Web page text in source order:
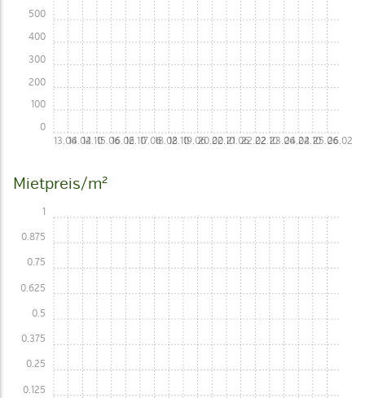
13.0614.0214.1015.0616.0216.1017.0618.0218.1019.0620.0220.1021.0622.0222.1023.0624.0224.1025.0626.02
0
100
200
300
400
500
Mietpreis/m²
0.125
0.25
0.375
0.5
0.625
0.75
0.875
1